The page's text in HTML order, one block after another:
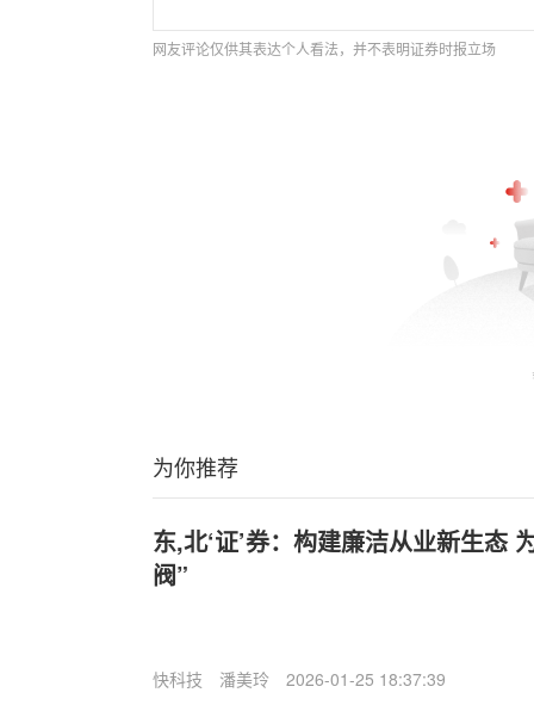
网友评论仅供其表达个人看法，并不表明证券时报立场
为你推荐
东,北‘证’券：构建廉洁从业新生态
阀”
快科技 潘美玲 2026-01-25 18:37:39